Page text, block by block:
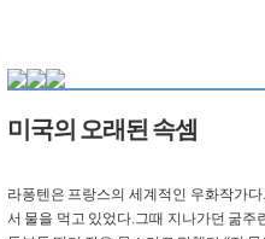
미국의 오래된 속셈
라퐁텐은 프랑스의 세계적인 우화작가
서 물을 먹고 있었다.그때 지나가던 굶주